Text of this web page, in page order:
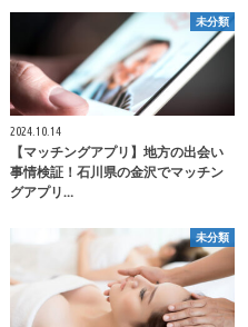
未分類
2024.10.14
【マッチングアプリ】地方の出会い
事情検証！石川県の金沢でマッチン
グアプリ…
未分類